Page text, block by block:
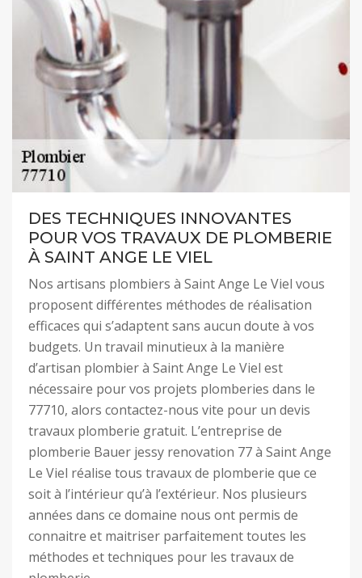
DES TECHNIQUES INNOVANTES
POUR VOS TRAVAUX DE PLOMBERIE
À SAINT ANGE LE VIEL
Nos artisans plombiers à Saint Ange Le Viel vous
proposent différentes méthodes de réalisation
efficaces qui s’adaptent sans aucun doute à vos
budgets. Un travail minutieux à la manière
d’artisan plombier à Saint Ange Le Viel est
nécessaire pour vos projets plomberies dans le
77710, alors contactez-nous vite pour un devis
travaux plomberie gratuit. L’entreprise de
plomberie Bauer jessy renovation 77 à Saint Ange
Le Viel réalise tous travaux de plomberie que ce
soit à l’intérieur qu’à l’extérieur. Nos plusieurs
années dans ce domaine nous ont permis de
connaitre et maitriser parfaitement toutes les
méthodes et techniques pour les travaux de